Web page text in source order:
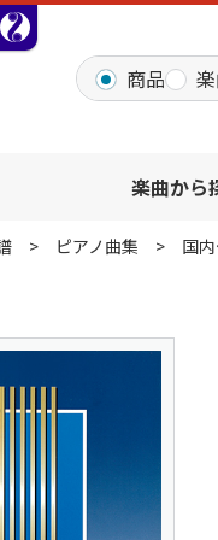
商品
楽曲から
ピアノ曲集 国